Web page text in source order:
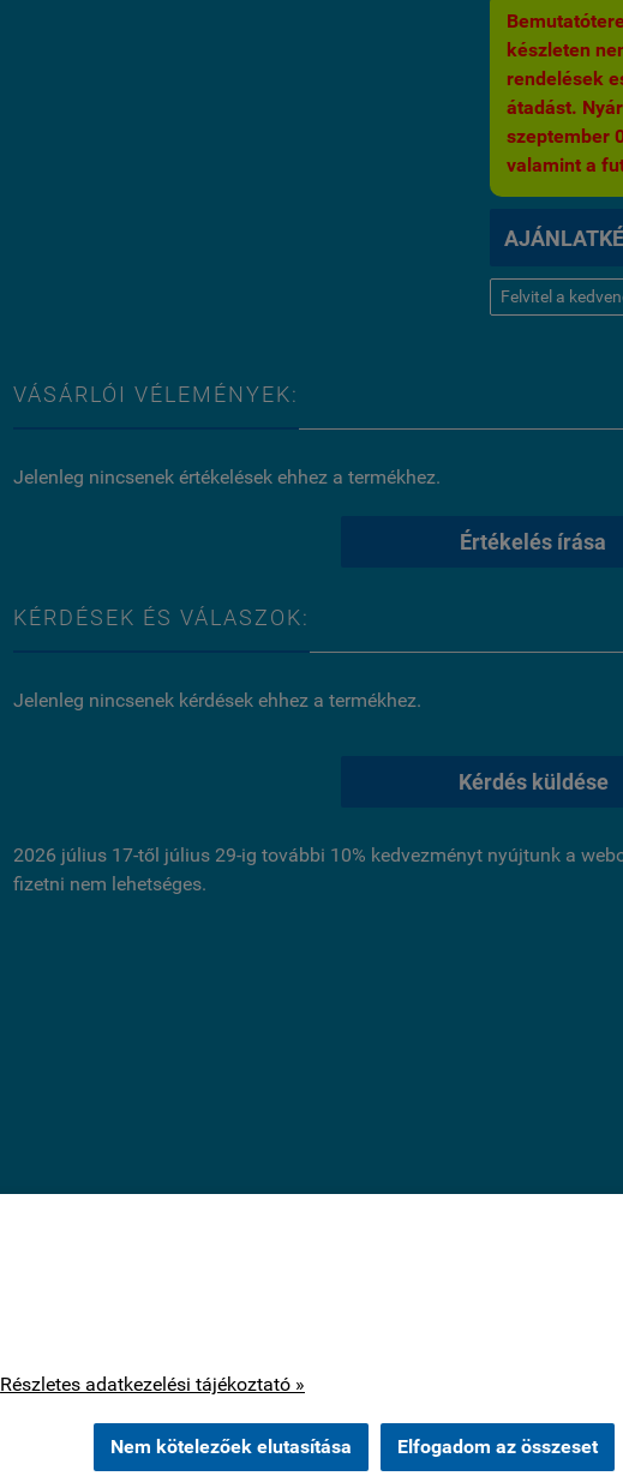
Részletes adatkezelési tájékoztató »
Nem kötelezőek elutasítása Elfogadom az összeset
készleten
rendelések
átadást.
szeptember
valamint a
Felvitel a
VÁSÁRLÓI VÉLEMÉNYEK:
Jelenleg nincsenek értékelések ehhez a termékhez.
Értékelés írása
KÉRDÉSEK ÉS VÁLASZOK:
Jelenleg nincsenek kérdések ehhez a termékhez.
Kérdés küldése
2026 július 17-től július 29-ig további 10% kedvezményt nyújtunk a
fizetni nem lehetséges.